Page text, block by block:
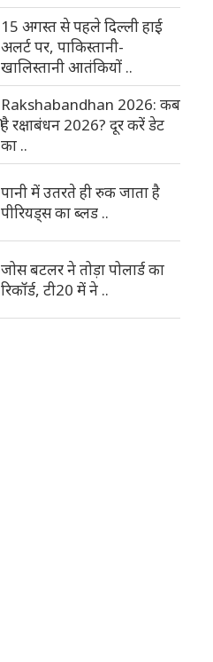
15 अगस्त से पहले दिल्ली हाई
अलर्ट पर, पाकिस्तानी-
खालिस्तानी आतंकियों ..
Rakshabandhan 2026: कब
है रक्षाबंधन 2026? दूर करें डेट
का ..
पानी में उतरते ही रुक जाता है
पीरियड्स का ब्लड ..
जोस बटलर ने तोड़ा पोलार्ड का
रिकॉर्ड, टी20 में ने ..